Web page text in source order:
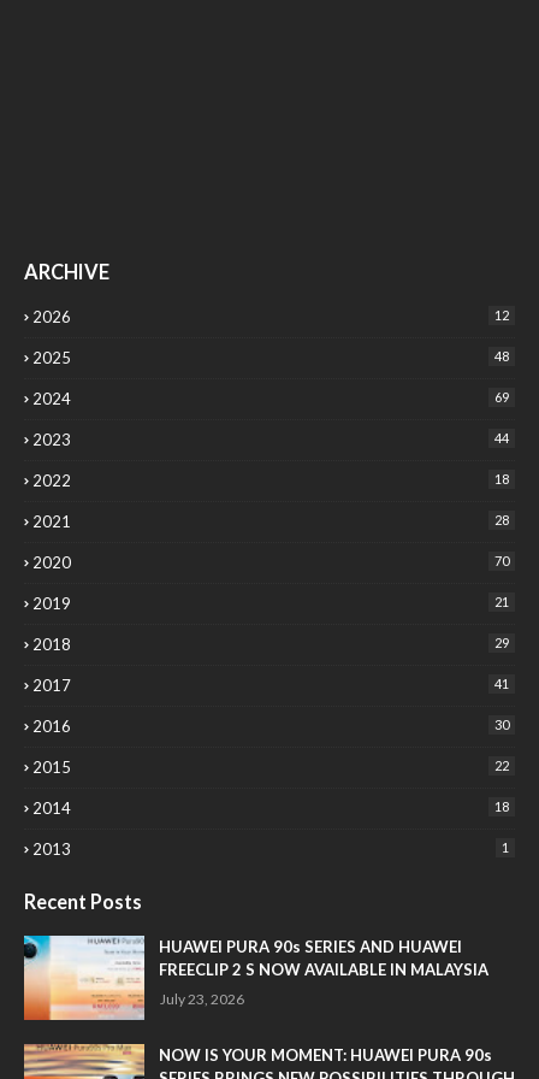
ARCHIVE
2026 12
2025 48
2024 69
2023 44
2022 18
2021 28
2020 70
2019 21
2018 29
2017 41
2016 30
2015 22
2014 18
2013 1
Recent Posts
HUAWEI PURA 90s SERIES AND HUAWEI
FREECLIP 2 S NOW AVAILABLE IN MALAYSIA
July 23, 2026
NOW IS YOUR MOMENT: HUAWEI PURA 90s